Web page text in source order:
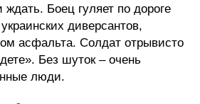
ждать. Боец гуляет по дороге
диверсантов,
асфальта. Солдат отрывисто
Без шуток – очень
люди.